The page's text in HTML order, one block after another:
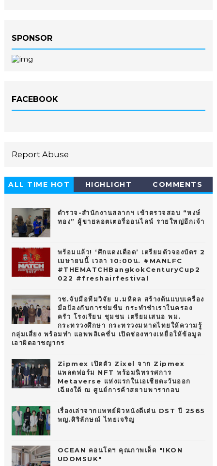
SPONSOR
FACEBOOK
Report Abuse
ALL TIME HOT
HIGHLIGHT COMMENTS
ตำรวจ-สำนักงานสลากฯ เข้าตรวจสอบ “หงษ์
ทอง” ผู้ขายลอตเตอรี่ออนไลน์ รายใหญ่อีกเจ้า
พร้อมแล้ว! ‘ศึกแดงเดือด’ เตรียมตัวจองบัตร 2
เมษายนนี้ เวลา 10:00น. #MANLFC
#THEMATCHBangkokCenturyCup2
022 #freshairfestival
วช.จับมือทีมวิจัย ม.มหิดล สร้างต้นแบบเครื่อง
มือป้องกันการข่มขืน กระทำชำเราในครอง
ครัว โรงเรียน ชุมชน เตรียมเสนอ พม.
กระทรวงศึกษา กระทรวงมหาดไทยให้ความรู้
กลุ่มเสี่ยง พร้อมทำ แอพพลิเคชั่น เปิดช่องทางเหยื่อให้ข้อมูล
เอาผิดอาชญากร
Zipmex เปิดตัว Zixel จาก Zipmex
แพลตฟอร์ม NFT พร้อมนิทรรศการ
Metaverse แห่งแรกในเอเชียตะวันออก
เฉียงใต้ ณ ศูนย์การค้าสยามพารากอน
เรื่องเล่าจากแพทย์ผิวหนังดีเด่น DST ปี 2565
พญ.ศิริลักษณ์ ไทยเจริญ
OCEAN คอนโดฯ คุณภาพเด็ด "IKON
UDOMSUK"